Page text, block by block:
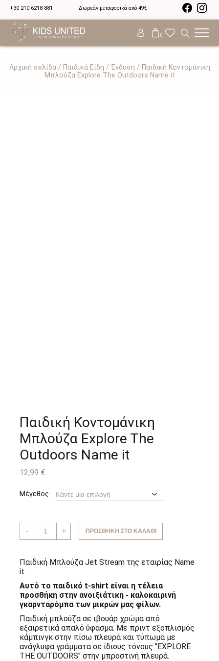
+30 210 6218 881 Δωρεάν μεταφορικά από 49€
0
Αρχική σελίδα/ Παιδικά Είδη /Ένδυση / Παιδική Κοντομάνικη
Μπλούζα Explore The Outdoors Name it
Παιδική Κοντομάνικη
Μπλούζα Explore The
Outdoors Name it
12,99 €
Μέγεθος
-
Παιδική
Κοντομάνικη
Μπλούζα
The
Outdoors
it
ποσότητα
+ ΠΡΟΣΘΉΚΗ ΣΤΟ ΚΑΛΆΘΙ
Παιδική Μπλούζα Jet Stream της εταιρίας Name
it.
Αυτό το παιδικό t-shirt είναι η τέλεια
προσθήκη στην ανοιξιάτικη - καλοκαιρινή
γκαρνταρόμπα των μικρών μας φίλων.
Παιδική μπλούζα σε ιβουάρ χρώμα από
εξαιρετικά απαλό ύφασμα. Με πριντ εξοπλισμός
κάμπινγκ στην πίσω πλευρά και τύπωμα με
ανάγλυφα γράμματα σε ίδιους τόνους "EXPLORE
THE OUTDOORS" στην μπροστινή πλευρά.